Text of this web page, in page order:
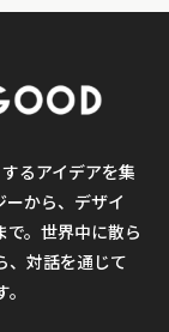
るアイデアを集
ーから、デザイ
で。世界中に散ら
、対話を通じて